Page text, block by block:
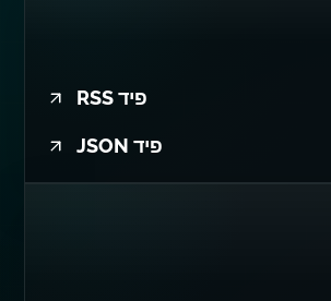
פיד RSS
פיד JSON